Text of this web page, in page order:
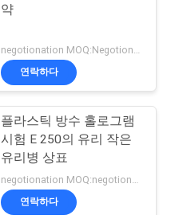
약
연락하다
플라스틱 방수 홀로그램
시험 E 250의 유리 작은
유리병 상표
연락하다